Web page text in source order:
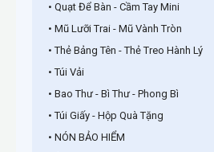
• Quạt Để Bàn - Cầm Tay Mini
• Mũ Lưỡi Trai - Mũ Vành Tròn
• Thẻ Bảng Tên - Thẻ Treo Hành Lý
• Túi Vải
• Bao Thư - Bì Thư - Phong Bì
• Túi Giấy - Hộp Quà Tặng
• NÓN BẢO HIỂM